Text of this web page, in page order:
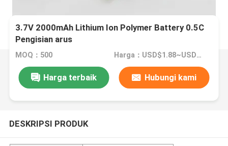
3.7V 2000mAh Lithium Ion Polymer Battery 0.5C
Pengisian arus
MOQ：500 Harga：USD$1.88~USD$2.4
Harga terbaik Hubungi kami
DESKRIPSI PRODUK